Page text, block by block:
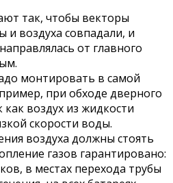
так, чтобы векторы
воздуха совпадали, и
от главного
монтировать в самой
при обходе дверного
как воздух из жидкости
скорости воды.
воздуха должны стоять
газов гарантировано:
в местах перехода трубы